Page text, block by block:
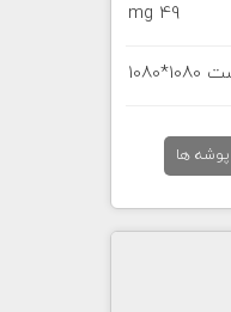
49 mg
پوشه ها